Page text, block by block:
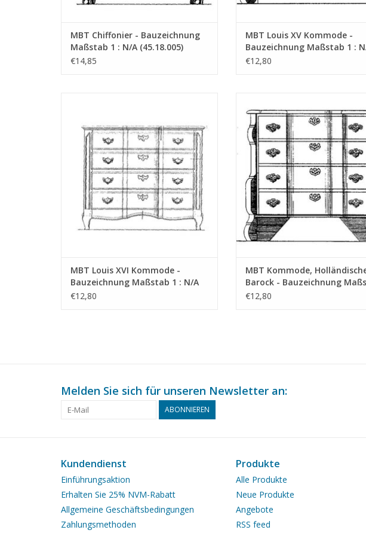
MBT Chiffonier - Bauzeichnung
Maßstab 1 : N/A (45.18.005)
€14,85
MBT Louis XV Kommode -
Bauzeichnung Maßstab 1 :
(45.18.007)
€12,80
ZUM WARENKORB HINZUFÜGEN
MBT Louis XVI Kommode -
Bauzeichnung Maßstab 1 : N/A
(45.18.010)
€12,80
Bauzeichnung Maßstab 1 : N/A
ZUM WARENKORB HINZUFÜGEN
MBT Kommode,
Barock - Bauzeichnung
1 : N/A (45.18.011)
€12,80
Melden Sie sich für unseren Newsletter an:
ABONNIEREN
Kundendienst
Einführungsaktion
Erhalten Sie 25% NVM-Rabatt
Allgemeine Geschäftsbedingungen
Zahlungsmethoden
Produkte
Alle Produkte
Neue Produkte
Angebote
RSS feed